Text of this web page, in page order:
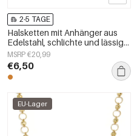
2-5 TAGE
Halsketten mit Anhänger aus
Edelstahl, schlichte und lässige
Serie für Damen.
MSRP €20,99
€6,50
EU-Lager